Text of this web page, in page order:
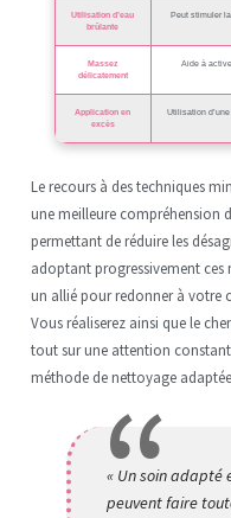
Utilisation d’eau
brûlante
Peut stimuler
Massez
délicatement
Aide à
Application en
excès
Utilisation
Le recours à des techniques
une meilleure compréhension
permettant de réduire les
adoptant progressivement ces
un allié pour redonner à votre
Vous réaliserez ainsi que le
tout sur une attention
méthode de nettoyage
« Un soin adapté
peuvent faire